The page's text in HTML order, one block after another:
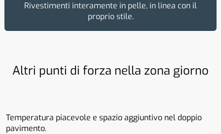
Rivestimenti interamente in pelle, in linea con il
proprio stile.
Altri punti di forza nella zona giorno
Temperatura piacevole e spazio aggiuntivo nel doppio
pavimento.